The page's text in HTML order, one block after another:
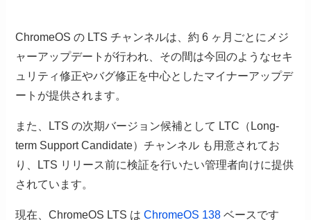
ChromeOS の LTS チャンネルは、約 6 ヶ月ごとにメジ
ャーアップデートが行われ、その間は今回のようなセキ
ュリティ修正やバグ修正を中心としたマイナーアップデ
ートが提供されます。
また、LTS の次期バージョン候補として LTC（Long-
term Support Candidate）チャンネル も用意されてお
り、LTS リリース前に検証を行いたい管理者向けに提供
されています。
現在、ChromeOS LTS はChromeOS 138 ベースです